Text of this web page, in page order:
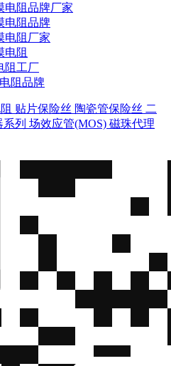
电阻品牌厂家
电阻品牌
电阻厂家
电阻
阻工厂
阻品牌
贴片保险丝 陶瓷管保险丝 二
列 场效应管(MOS) 磁珠代理